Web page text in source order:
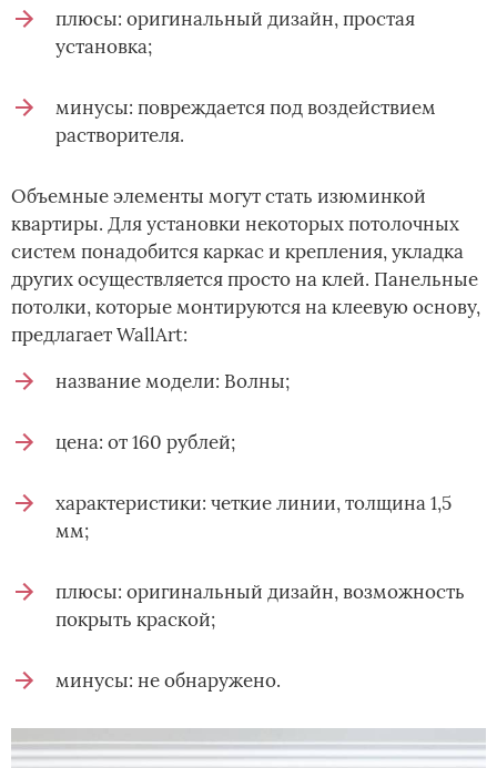
плюсы: оригинальный дизайн, простая
установка;
минусы: повреждается под воздействием
растворителя.
Объемные элементы могут стать изюминкой
квартиры. Для установки некоторых потолочных
систем понадобится каркас и крепления, укладка
других осуществляется просто на клей. Панельные
потолки, которые монтируются на клеевую основу,
предлагает WallArt:
название модели: Волны;
цена: от 160 рублей;
характеристики: четкие линии, толщина 1,5
мм;
плюсы: оригинальный дизайн, возможность
покрыть краской;
минусы: не обнаружено.